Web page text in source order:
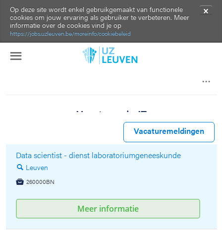
Op deze site wordt enkel gebruikgemaakt van functionele
cookies om jouw ervaring als gebruiker te verbeteren. Meer
informatie over de cookies vind je op
https://jobs.uzleuven.be/moreinfo/cookiebeleid
✕
Vacaturemeldingen
☰
Vacatures in IT
Klik om deze resultaten verder te verfijnen.
Data scientist - dienst laboratoriumgeneeskunde
🔍 Leuven
 260000BN
Meer informatie